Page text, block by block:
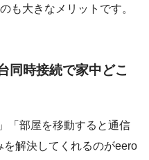
も大きなメリットです。
同時接続で家中どこ
「部屋を移動すると通信
解決してくれるのがeero